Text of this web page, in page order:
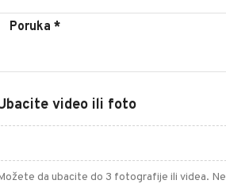
video ili foto
da ubacite do 3 fotografije ili videa. Ne